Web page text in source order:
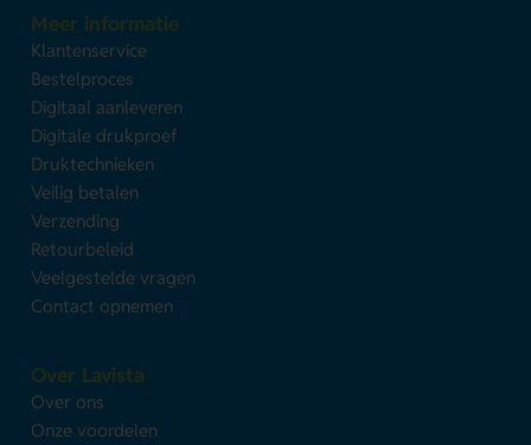
Meer informatie
Klantenservice
Bestelproces
Digitaal aanleveren
Digitale drukproef
Druktechnieken
Veilig betalen
Verzending
Retourbeleid
Veelgestelde vragen
Contact opnemen
Over Lavista
Over ons
Onze voordelen